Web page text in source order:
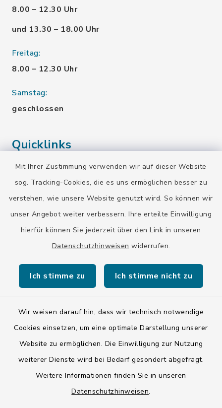
Mit Ihrer Zustimmung verwenden wir auf dieser Website
sog. Tracking-Cookies, die es uns ermöglichen besser zu
verstehen, wie unsere Website genutzt wird. So können wir
unser Angebot weiter verbessern. Ihre erteilte Einwilligung
hierfür können Sie jederzeit über den Link in unseren
Datenschutzhinweisen widerrufen.
Ich stimme zu Ich stimme nicht zu
Wir weisen darauf hin, dass wir technisch notwendige
Cookies einsetzen, um eine optimale Darstellung unserer
Website zu ermöglichen. Die Einwilligung zur Nutzung
weiterer Dienste wird bei Bedarf gesondert abgefragt.
Weitere Informationen finden Sie in unseren
Datenschutzhinweisen.
8.00 – 12.30 Uhr
und 13.30 – 18.00 Uhr
Freitag:
8.00 – 12.30 Uhr
Samstag:
geschlossen
Quicklinks
Landratsamt Bad Tölz-Wolfratshausen
BayernPortal
Kontakt
Barrierefreiheit
Impressum
LSI-Siegel